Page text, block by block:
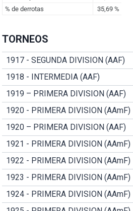
TORNEOS
1917 - SEGUNDA DIVISION (AAF)
1918 - INTERMEDIA (AAF)
1919 – PRIMERA DIVISION (AAF)
1920 - PRIMERA DIVISION (AAmF)
1920 – PRIMERA DIVISION (AAF)
1921 - PRIMERA DIVISION (AAmF)
1922 - PRIMERA DIVISION (AAmF)
1923 - PRIMERA DIVISION (AAmF)
1924 - PRIMERA DIVISION (AAmF)